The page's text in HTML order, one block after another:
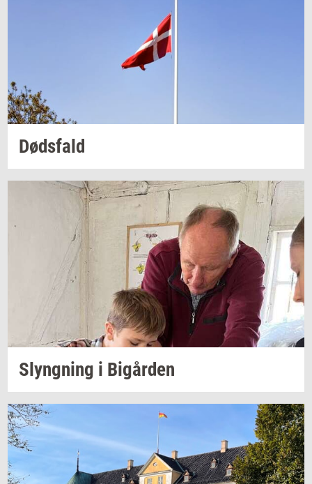
Døds­fald
Slyng­ning i Bi­går­den